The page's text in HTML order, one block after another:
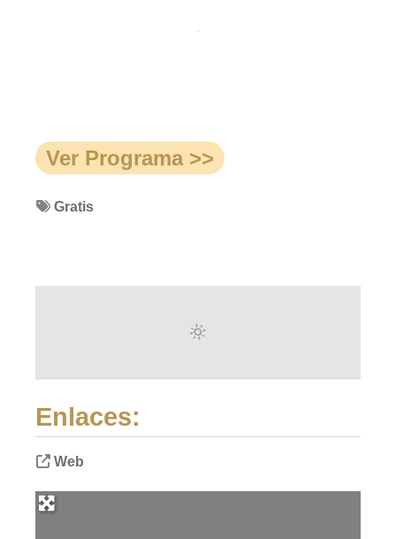
Ver Programa >>
Gratis
Enlaces:
Web